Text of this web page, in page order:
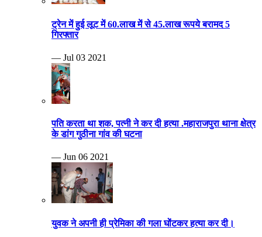
ट्रेन में हुई लूट में 60.लाख में से 45.लाख रूपये बरामद 5
गिरफ्तार
— Jul 03 2021
पति करता था शक, पत्नी ने कर दी हत्या .महाराजपुरा थाना क्षेत्र
के डांग गुठीना गांव की घटना
— Jun 06 2021
युवक ने अपनी ही प्रेमिका की गला घोंटकर हत्या कर दी।